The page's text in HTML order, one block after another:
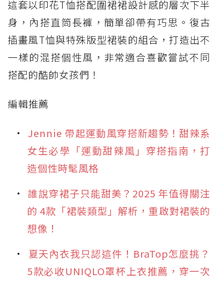
這套以印花T恤搭配圍裙裙設計感的層次下半
身，內搭直筒長褲，簡單卻帶有巧思。復古
插畫風T恤與特殊版型裙裝的組合，打造出不
一樣的混搭個性風，非常適合喜歡嘗試不同
搭配的酷帥女孩們！
編輯推薦
Jennie 帶起運動風穿搭新趨勢！甜辣系
女生必學「運動甜辣風」穿搭指南，打
造個性時髦風格
誰說穿裙子只能甜美？2025 年值得關注
的 4款「裙裝類型」解析，重啟對裙裝的
想像！
夏天內衣我只認這件！BraTop怎麼挑？
5款必收UNIQLO罩杯上衣推薦，穿一次